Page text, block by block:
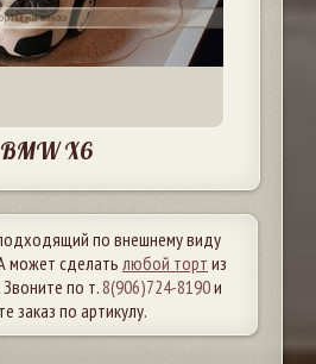
BMW X6
по внешнему виду
может сделатьлюбой торт из
Звоните по т.8(906)724-8190и
заказ по артикулу.